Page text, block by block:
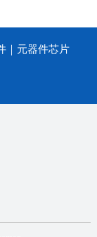
｜元器件芯片